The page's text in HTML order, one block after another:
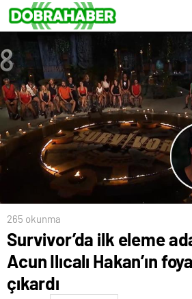
265 okunma
Survivor’da ilk eleme
Acun Ilıcalı Hakan’ın
çıkardı